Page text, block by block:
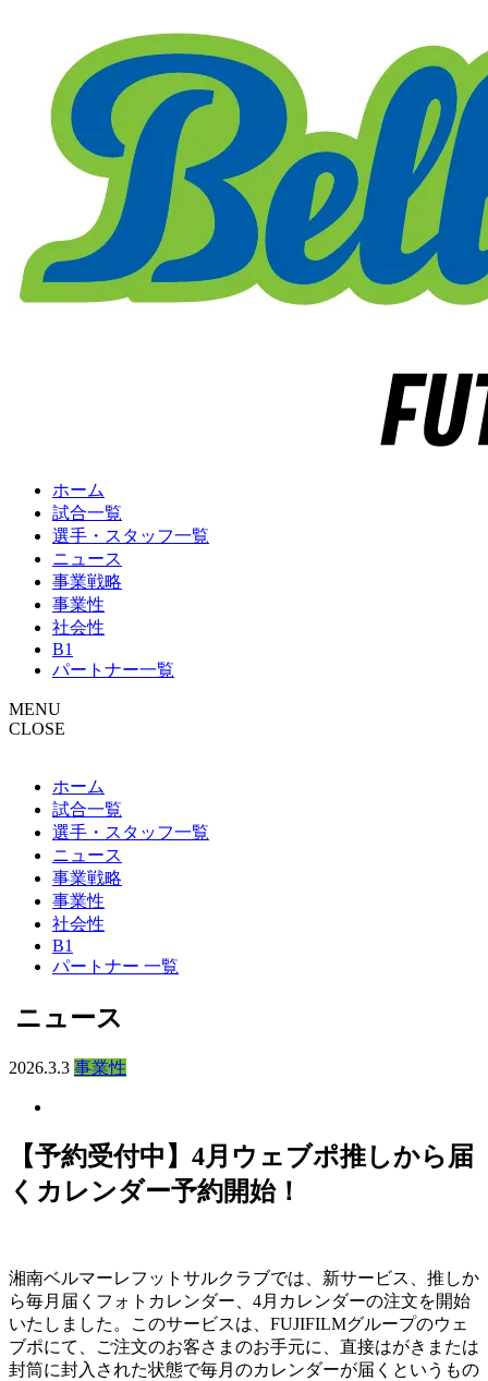
ホーム
試合一覧
選手・スタッフ一覧
ニュース
事業戦略
事業性
社会性
B1
パートナー一覧
MENU
CLOSE
ホーム
試合一覧
選手・スタッフ一覧
ニュース
事業戦略
事業性
社会性
B1
パートナー 一覧
ニュース
2026.3.3 事業性
【予約受付中】4月ウェブポ推しから届
くカレンダー予約開始！
湘南ベルマーレフットサルクラブでは、新サービス、推しか
ら毎月届くフォトカレンダー、4月カレンダーの注文を開始
いたしました。このサービスは、FUJIFILMグループのウェ
ブポにて、ご注文のお客さまのお手元に、直接はがきまたは
封筒に封入された状態で毎月のカレンダーが届くというもの